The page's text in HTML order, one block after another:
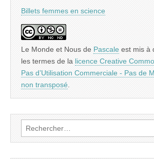
Billets femmes en science
Le Monde et Nous de Pascale est mis à
les termes de la licence Creative
Pas d’Utilisation Commerciale - Pas de
non transposé
Rechercher :